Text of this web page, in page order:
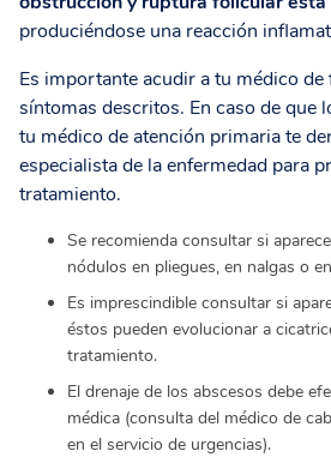
produciéndose una reacción
Es importante acudir a tu médico
síntomas descritos. En caso de que
tu médico de atención primaria te
especialista de la enfermedad para
tratamiento.
Se recomienda consultar si
nódulos en pliegues, en nalgas o
Es imprescindible consultar si
éstos pueden evolucionar a
tratamiento.
El drenaje de los abscesos debe
médica (consulta del médico de
en el servicio de urgencias).